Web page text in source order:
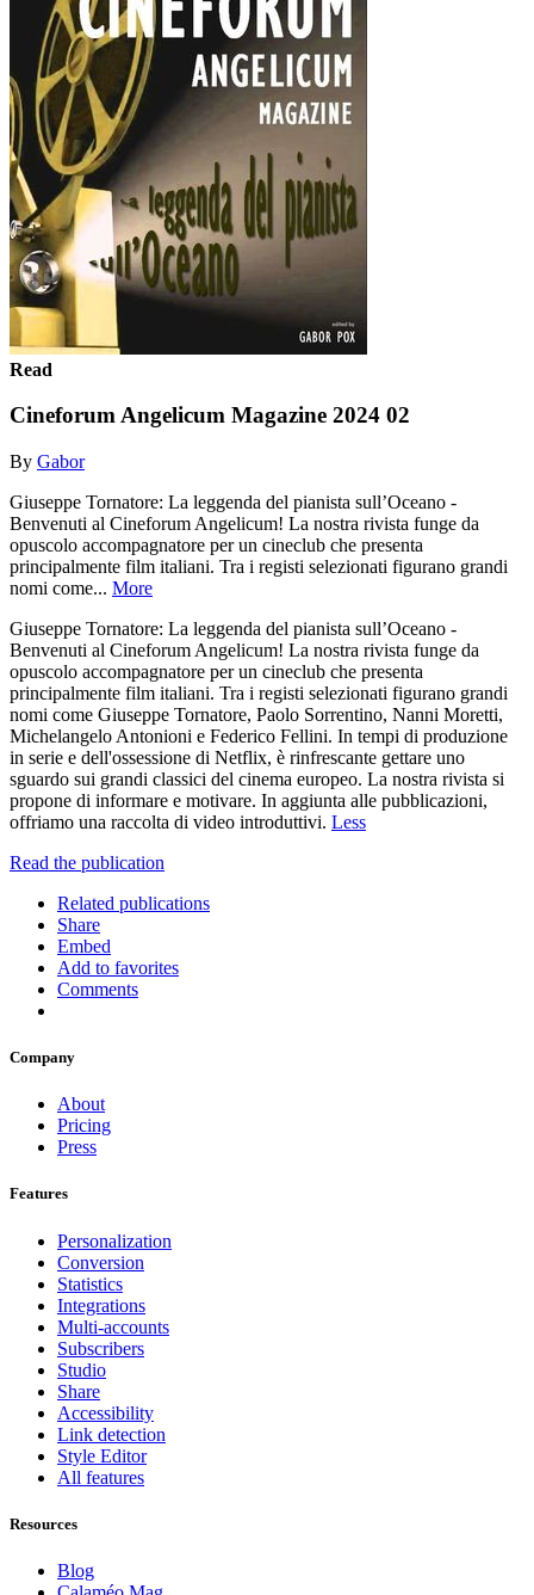
Read
Cineforum Angelicum Magazine 2024 02
By Gabor
Giuseppe Tornatore: La leggenda del pianista sull’Oceano -
Benvenuti al Cineforum Angelicum! La nostra rivista funge da
opuscolo accompagnatore per un cineclub che presenta
principalmente film italiani. Tra i registi selezionati figurano grandi
nomi come... More
Giuseppe Tornatore: La leggenda del pianista sull’Oceano -
Benvenuti al Cineforum Angelicum! La nostra rivista funge da
opuscolo accompagnatore per un cineclub che presenta
principalmente film italiani. Tra i registi selezionati figurano grandi
nomi come Giuseppe Tornatore, Paolo Sorrentino, Nanni Moretti,
Michelangelo Antonioni e Federico Fellini. In tempi di produzione
in serie e dell'ossessione di Netflix, è rinfrescante gettare uno
sguardo sui grandi classici del cinema europeo. La nostra rivista si
propone di informare e motivare. In aggiunta alle pubblicazioni,
offriamo una raccolta di video introduttivi. Less
Read the publication
Related publications
Share
Embed
Add to favorites
Comments
Company
About
Pricing
Press
Features
Personalization
Conversion
Statistics
Integrations
Multi-accounts
Subscribers
Studio
Share
Accessibility
Link detection
Style Editor
All features
Resources
Blog